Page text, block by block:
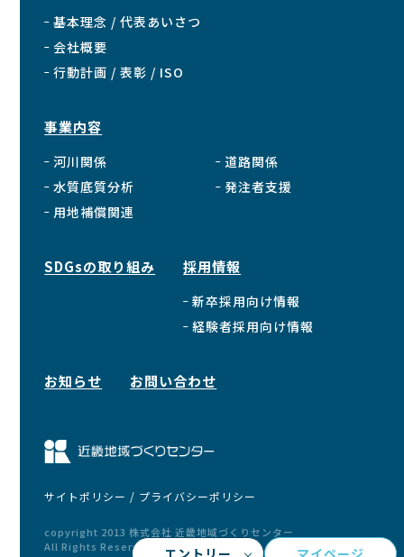
エントリー マイページ
基本理念 / 代表あいさつ
会社概要
行動計画 / 表彰 / ISO
事業内容
河川関係
道路関係
水質底質分析
発注者支援
用地補償関連
SDGsの取り組み 採用情報
新卒採用向け情報
経験者採用向け情報
お知らせ お問い合わせ
サイトポリシー / プライバシーポリシー
copyright 2013 株式会社 近畿地域づくりセンター
All Rights Reserved.